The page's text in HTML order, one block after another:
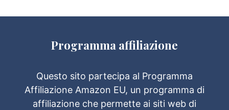
Programma affiliazione
Questo sito partecipa al Programma
Affiliazione Amazon EU, un programma di
affiliazione che permette ai siti web di